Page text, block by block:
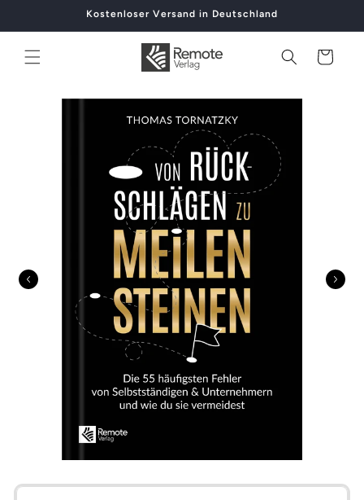
Inhalt
Kostenloser Versand in Deutschland
Warenkorb